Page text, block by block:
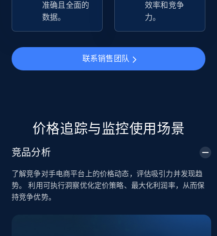
URL, Title, Available, Description, Currency, Initial
price, Final price, Discount percent, and more.
URL, Title, Available, Description, Currency, Initial
5.4K+ 668+ 立即开始
准确且全面的
数据。
效率和竞争
力。
联系销售团队
价格追踪与监控使用场景
竞品分析
了解竞争对手电商平台上的价格动态，评估吸引力并发现趋
势。 利用可执行洞察优化定价策略、最大化利润率，从而保
持竞争优势。